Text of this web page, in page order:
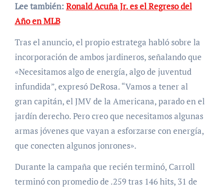
Lee también: Ronald Acuña Jr. es el Regreso del
Año en MLB
Tras el anuncio, el propio estratega habló sobre la
incorporación de ambos jardineros, señalando que
«Necesitamos algo de energía, algo de juventud
infundida”, expresó DeRosa. “Vamos a tener al
gran capitán, el JMV de la Americana, parado en el
jardín derecho. Pero creo que necesitamos algunas
armas jóvenes que vayan a esforzarse con energía,
que conecten algunos jonrones».
Durante la campaña que recién terminó, Carroll
terminó con promedio de .259 tras 146 hits, 31 de